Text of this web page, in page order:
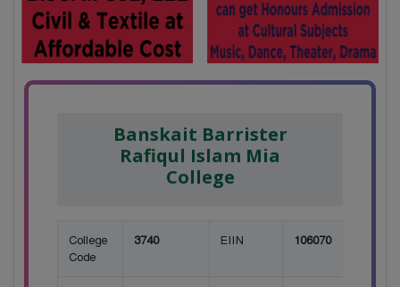
Banskait Barrister
Rafiqul Islam Mia
College
College
Code
3740 EIIN 106070